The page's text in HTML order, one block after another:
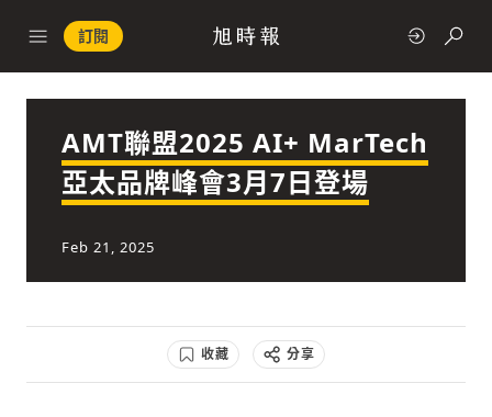
訂閱
政治
經濟
AMT聯盟2025 AI+ MarTech
亞太品牌峰會3月7日登場
Feb 21, 2025
收藏 分享